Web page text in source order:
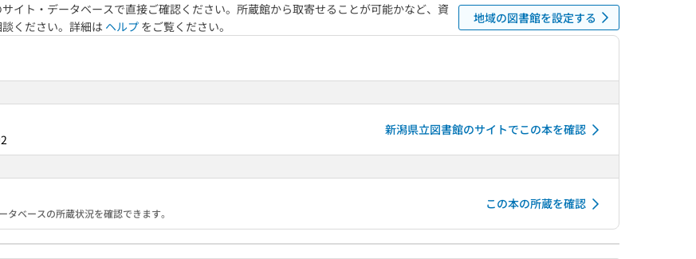
イト・データベースで直接ご確認ください。所蔵館から取寄せることが可能かなど、資
ください。詳細は ヘルプ をご覧ください。
地域の図書館を設定する
新潟県立図書館のサイトでこの本を確認
ベースの所蔵状況を確認できます。
この本の所蔵を確認